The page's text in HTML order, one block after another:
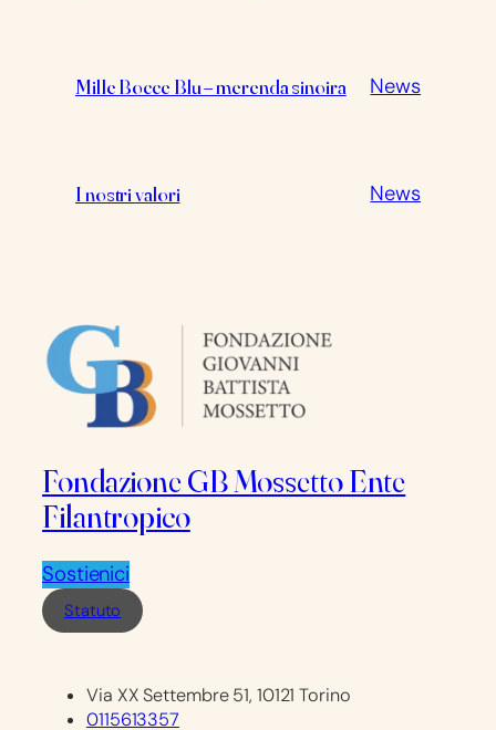
Mille Bocce Blu – merenda sinoira News
I nostri valori News
Fondazione GB Mossetto Ente
Filantropico
Sostienici
Statuto
Via XX Settembre 51, 10121 Torino
0115613357